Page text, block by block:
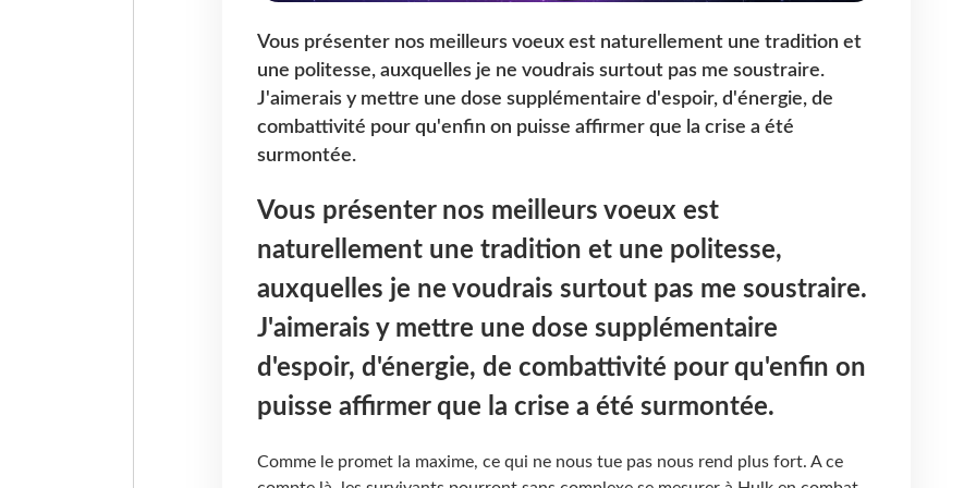
Vous présenter nos meilleurs voeux est naturellement une tradition et
une politesse, auxquelles je ne voudrais surtout pas me soustraire.
J'aimerais y mettre une dose supplémentaire d'espoir, d'énergie, de
combattivité pour qu'enfin on puisse affirmer que la crise a été
surmontée.
Vous présenter nos meilleurs voeux est
naturellement une tradition et une politesse,
auxquelles je ne voudrais surtout pas me soustraire.
J'aimerais y mettre une dose supplémentaire
d'espoir, d'énergie, de combattivité pour qu'enfin on
puisse affirmer que la crise a été surmontée.
Comme le promet la maxime, ce qui ne nous tue pas nous rend plus fort. A ce